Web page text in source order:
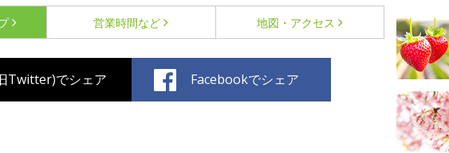
営業時間など 地図・アクセス
Twitter)でシェア Facebookでシェア